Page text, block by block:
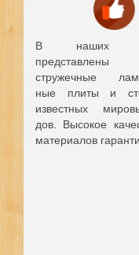
В наших
представлены
стружечные
ные плиты и
известных
дов. Высокое
материалов